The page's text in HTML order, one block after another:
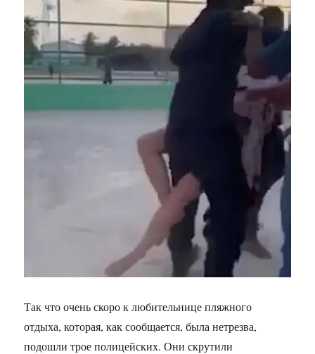
Так что очень скоро к любительнице пляжного
отдыха, которая, как сообщается, была нетрезва,
подошли трое полицейских. Они скрутили